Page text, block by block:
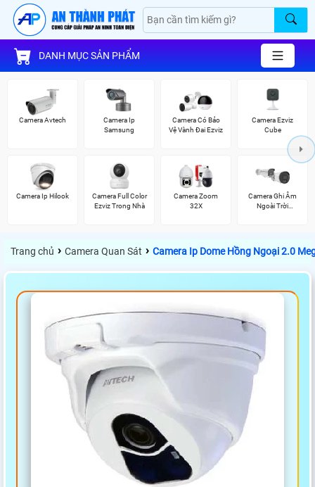
DANH MỤC SẢN PHẨM
Camera Avtech
Camera Ip
Samsung
Camera Có Bảo
Vệ Vành Đai Ezviz
Camera Ezviz
Cube
Camera Ip Hilook
Camera Full Color
Ezviz Trong Nhà
Camera Zoom
32X
Camera Ghi Âm
Ngoài Trời
Trang chủ › Camera Quan Sát › Camera Ip Dome Hồng Ngoại 2.0